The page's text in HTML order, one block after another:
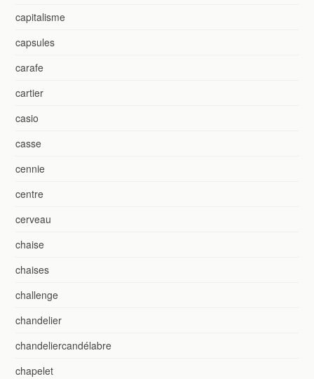
capitalisme
capsules
carafe
cartier
casio
casse
cennie
centre
cerveau
chaise
chaises
challenge
chandelier
chandeliercandélabre
chapelet